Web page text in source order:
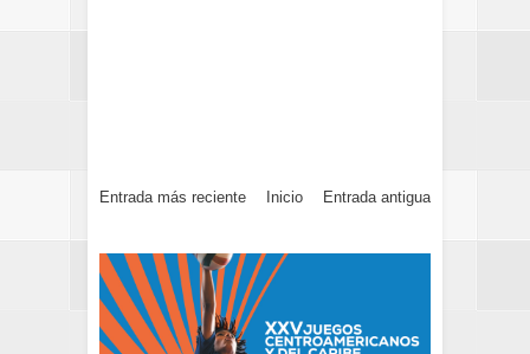
Entrada más reciente Entrada antigua
Inicio